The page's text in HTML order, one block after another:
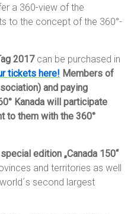
a 360-view of the
to the concept of the 360°-
2017can be purchased in
tickets here! Members of
and paying
Kanada will participate
to them with the 360°
edition „Canada 150“
and territories as well
second largest